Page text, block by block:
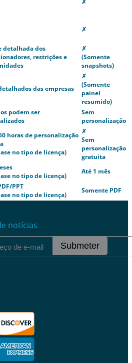
✗
✗
detalhada dos
restrições e
✗
(Somente
snapshots)
das empresas
✗
(Somente
painel
resumido)
podem ser
Sem
personalização
horas de personalização
no tipo de licença)
✗
Sem
personalização
gratuita
no tipo de licença)
Até 1 mês
PPT
no tipo de licença)
Somente PDF
notícias
Submeter